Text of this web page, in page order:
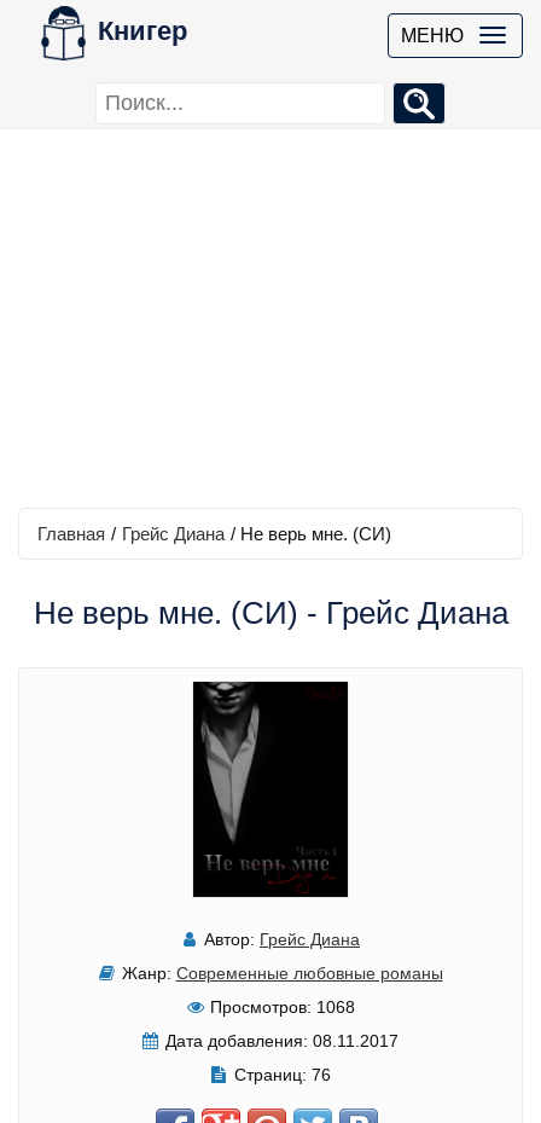
Книгер МЕНЮ
Главная / Грейс Диана / Не верь мне. (СИ)
Не верь мне. (СИ) - Грейс Диана
Автор: Грейс Диана
Жанр: Современные любовные романы
Просмотров: 1068
Дата добавления: 08.11.2017
Страниц: 76